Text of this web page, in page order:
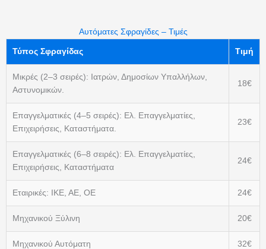
Αυτόματες Σφραγίδες – Τιμές
Τύπος Σφραγίδας Τιμή
Μικρές (2–3 σειρές): Ιατρών, Δημοσίων Υπαλλήλων,
Αστυνομικών.
18€
Επαγγελματικές (4–5 σειρές): Ελ. Επαγγελματίες,
Επιχειρήσεις, Καταστήματα.
23€
Επαγγελματικές (6–8 σειρές): Ελ. Επαγγελματίες,
Επιχειρήσεις, Καταστήματα
24€
Εταιρικές: ΙΚΕ, ΑΕ, ΟΕ 24€
Μηχανικού Ξύλινη 20€
Μηχανικού Αυτόματη 32€